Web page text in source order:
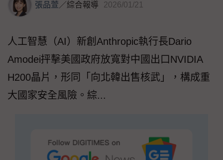
張品萱／綜合報導 2026/01/21
人工智慧（AI）新創Anthropic執行長Dario
Amodei抨擊美國政府放寬對中國出口NVIDIA
H200晶片，形同「向北韓出售核武」，構成重
大國家安全風險。綜...